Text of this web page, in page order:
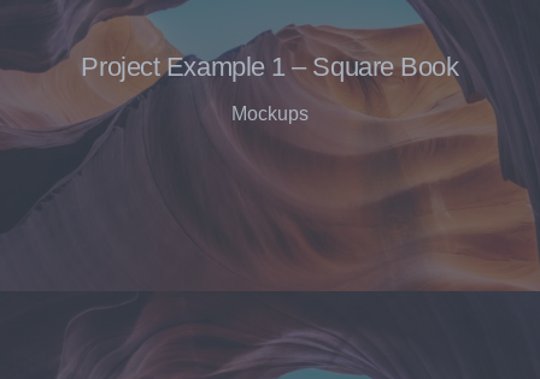
Project Example 1 – Square Book
Mockups